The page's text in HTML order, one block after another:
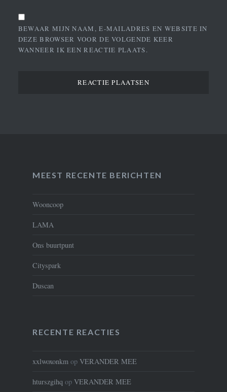
BEWAAR MIJN NAAM, E-MAILADRES EN WEBSITE IN
DEZE BROWSER VOOR DE VOLGENDE KEER
WANNEER IK EEN REACTIE PLAATS.
MEEST RECENTE BERICHTEN
Wooncoop
LAMA
Ons buurtpunt
Cityspark
Duscan
RECENTE REACTIES
xxlwoxonkm op VERANDER MEE
hturszgihq op VERANDER MEE